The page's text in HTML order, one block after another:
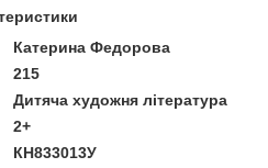
Катерина Федорова
215
Дитяча художня література
2+
КН833013У